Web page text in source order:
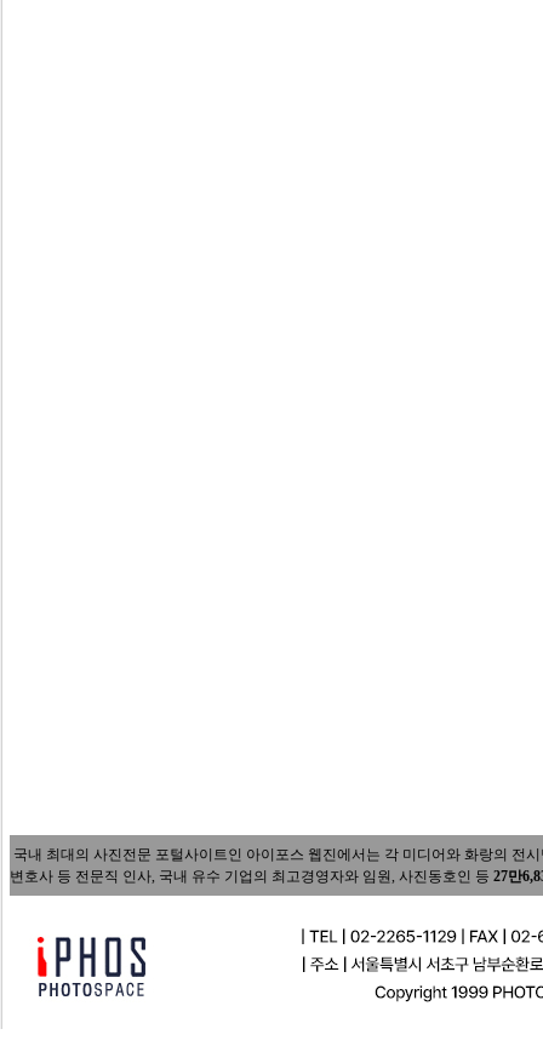
국내 최대의 사진전문 포털사이트인 아이포스 웹진에서는 각 미디어와 화랑의 전
변호사 등 전문직 인사, 국내 유수 기업의 최고경영자와 임원, 사진동호인 등 27만